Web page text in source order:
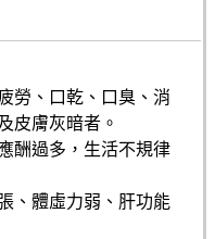
勞、口乾、口臭、消
皮膚灰暗者。
酬過多，生活不規律
、體虛力弱、肝功能